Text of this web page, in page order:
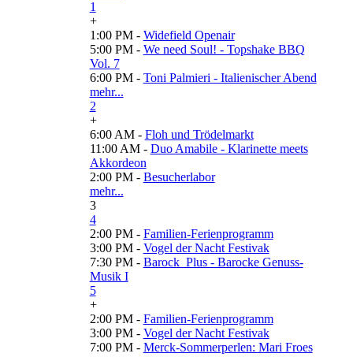
1
+
1:00 PM - Widefield Openair
5:00 PM - We need Soul! - Topshake BBQ
Vol. 7
6:00 PM - Toni Palmieri - Italienischer Abend
mehr...
2
+
6:00 AM - Floh und Trödelmarkt
11:00 AM - Duo Amabile - Klarinette meets
Akkordeon
2:00 PM - Besucherlabor
mehr...
3
4
2:00 PM - Familien-Ferienprogramm
3:00 PM - Vogel der Nacht Festivak
7:30 PM - Barock_Plus - Barocke Genuss-
Musik I
5
+
2:00 PM - Familien-Ferienprogramm
3:00 PM - Vogel der Nacht Festivak
7:00 PM - Merck-Sommerperlen: Mari Froes